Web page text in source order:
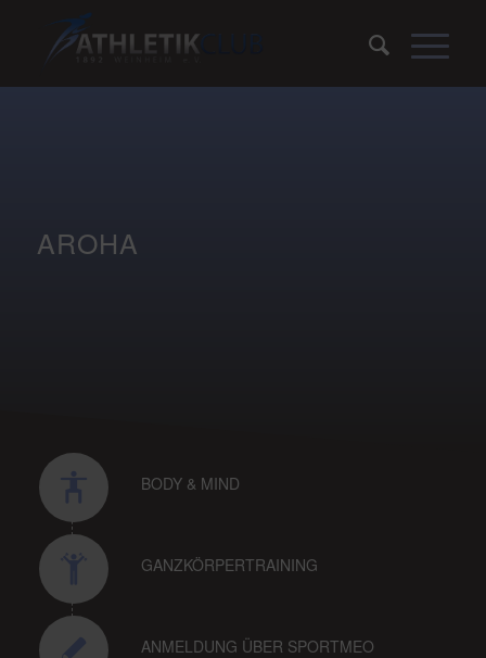
AROHA
BODY & MIND
GANZKÖRPERTRAINING
ANMELDUNG ÜBER SPORTMEO